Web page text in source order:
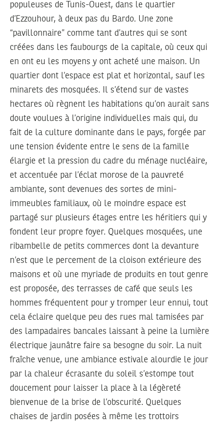
populeuses de Tunis-Ouest, dans le quartier
d’Ezzouhour, à deux pas du Bardo. Une zone
“pavillonnaire” comme tant d’autres qui se sont
créées dans les faubourgs de la capitale, où ceux qui
en ont eu les moyens y ont acheté une maison. Un
quartier dont l’espace est plat et horizontal, sauf les
minarets des mosquées. Il s’étend sur de vastes
hectares où règnent les habitations qu’on aurait sans
doute voulues à l’origine individuelles mais qui, du
fait de la culture dominante dans le pays, forgée par
une tension évidente entre le sens de la famille
élargie et la pression du cadre du ménage nucléaire,
et accentuée par l’éclat morose de la pauvreté
ambiante, sont devenues des sortes de mini-
immeubles familiaux, où le moindre espace est
partagé sur plusieurs étages entre les héritiers qui y
fondent leur propre foyer. Quelques mosquées, une
ribambelle de petits commerces dont la devanture
n’est que le percement de la cloison extérieure des
maisons et où une myriade de produits en tout genre
est proposée, des terrasses de café que seuls les
hommes fréquentent pour y tromper leur ennui, tout
cela éclaire quelque peu des rues mal tamisées par
des lampadaires bancales laissant à peine la lumière
électrique jaunâtre faire sa besogne du soir. La nuit
fraîche venue, une ambiance estivale alourdie le jour
par la chaleur écrasante du soleil s’estompe tout
doucement pour laisser la place à la légèreté
bienvenue de la brise de l’obscurité. Quelques
chaises de jardin posées à même les trottoirs